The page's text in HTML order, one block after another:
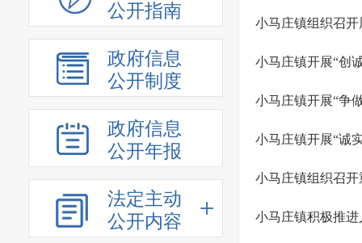
公开指南
政府信息
公开制度
政府信息
公开年报
法定主动
公开内容
小马庄镇组织召开
小马庄镇开展“创
小马庄镇开展“争
小马庄镇开展“诚
小马庄镇组织召
小马庄镇积极推